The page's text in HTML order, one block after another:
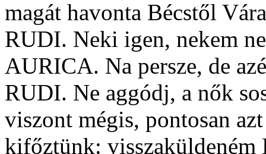
magát havonta Bécstől
RUDI. Neki igen, nekem
AURICA. Na persze, de
RUDI. Ne aggódj, a nők
viszont mégis, pontosan
kifőztünk: visszaküldeném